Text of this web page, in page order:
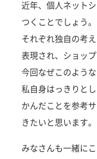
近年、個人ネット
つくことでしょう。
それぞれ独自の考
表現され、ショッ
今回なぜこのよう
私自身はっきりと
かんだことを参考
きたいと思います。
みなさんも一緒に